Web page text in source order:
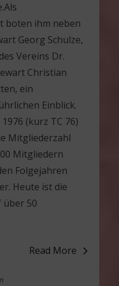
boten ihm neben
Georg Schulze,
Vereins Dr.
Christian
ein
Einblick.
(kurz TC 76)
Mitgliederzahl
Mitgliedern
Folgejahren
Heute ist die
über 50
Read More